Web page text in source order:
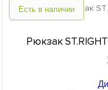
Есть в наличии
Рюкзак